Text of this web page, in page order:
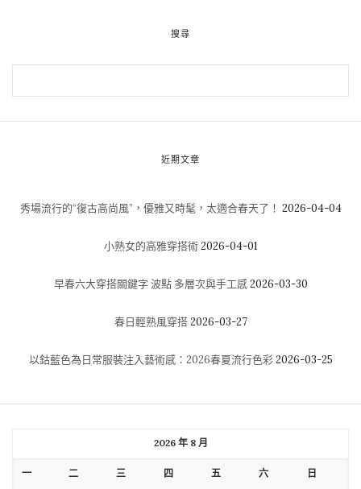
搜尋
近期文章
秀場流行的“復古高尚風”，優雅又時髦，太適合春天了！ 2026-04-04
小熟女的高雅穿搭術 2026-04-01
早春六大穿搭關鍵字 波點 多層次與手工感 2026-03-30
春日輕熟風穿搭 2026-03-27
以鈷藍色為日常服裝注入藝術感：2026春夏流行色彩 2026-03-25
2026 年 8 月
一 二 三 四 五 六 日